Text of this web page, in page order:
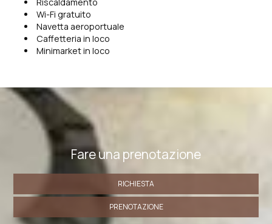
Wi-Fi gratuito
Navetta aeroportuale
Caffetteria in loco
Minimarket in loco
Fare una prenotazione
RICHIESTA
PRENOTAZIONE